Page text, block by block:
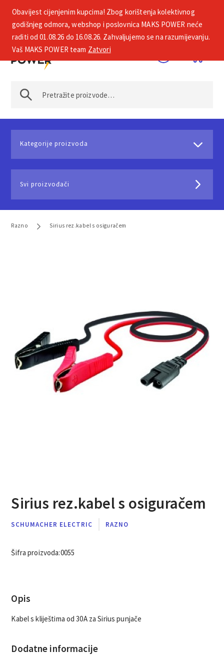
+385 1 2002 575
Kategorije proizvoda
Svi proizvođači
Razno Sirius rez.kabel s osiguračem
Sirius rez.kabel s osiguračem
SCHUMACHER ELECTRIC RAZNO
Šifra proizvoda:0055
Opis
Kabel s kliještima od 30A za Sirius punjače
Dodatne informacije
Obavijest cijenjenim kupcima! Zbog korištenja kolektivnog
godišnjeg odmora, webshop i poslovnica MAKS POWER neće
raditi od 01.08.26 do 16.08.26. Zahvaljujemo se na razumijevanju.
Vaš MAKS POWER team Zatvori